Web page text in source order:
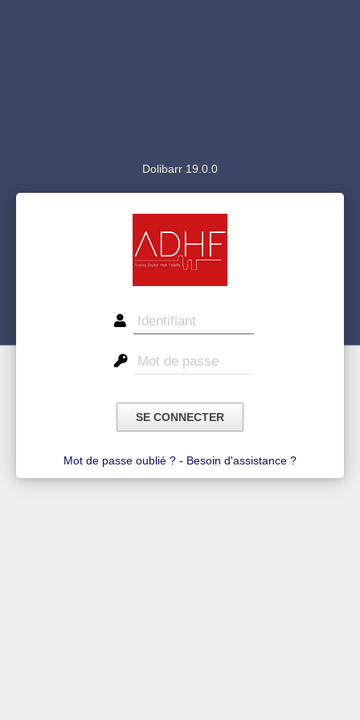
Dolibarr 19.0.0
Mot de passe oublié ? - Besoin d'assistance ?